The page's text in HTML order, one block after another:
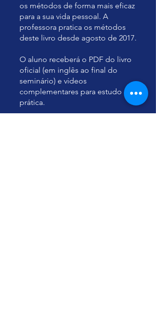
os métodos de forma mais eficaz
para a sua vida pessoal. A
professora pratica os métodos
deste livro desde agosto de 2017.
O aluno receberá o PDF do livro
oficial (em inglês ao final do
seminário) e vídeos
complementares para estudo e
prática.